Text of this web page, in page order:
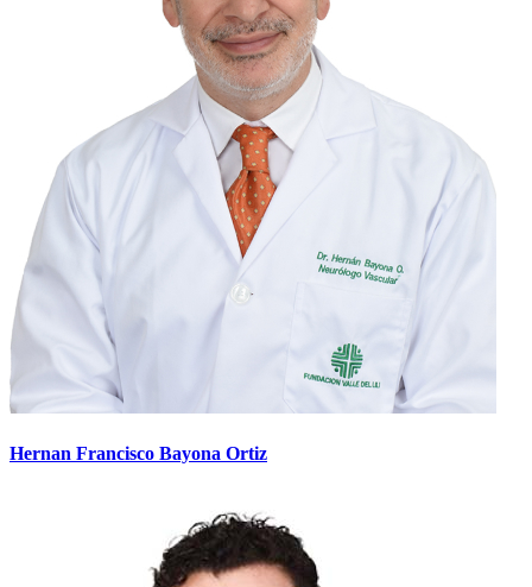
Hernan Francisco Bayona Ortiz